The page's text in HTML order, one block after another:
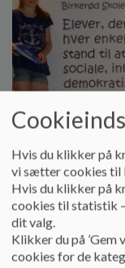
Skolens
Birkerød Skole har
omkring på skolen.
visuelle vores
Hvis du klikker på
vi sætter cookies til
Hvis du klikker på
cookies til statistik
dit valg.
Klikker du på ’Gem
cookies for de